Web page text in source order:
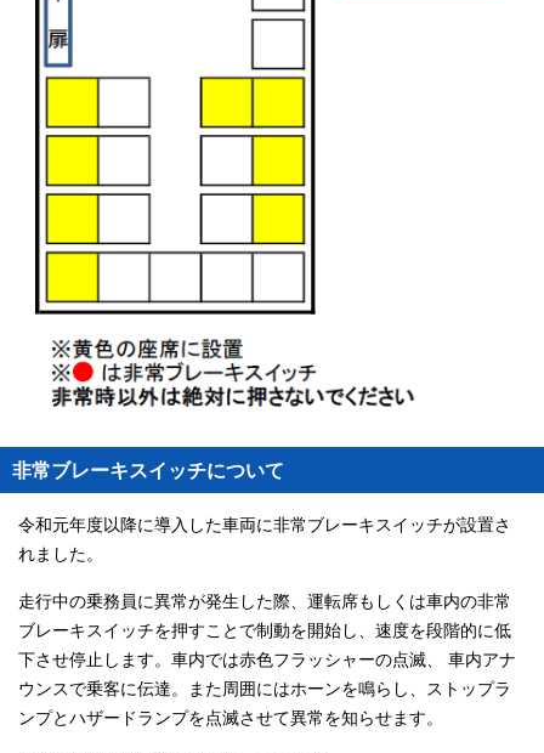
非常ブレーキスイッチについて
令和元年度以降に導入した車両に非常ブレーキスイッチが設置さ
れました。
走行中の乗務員に異常が発生した際、運転席もしくは車内の非常
ブレーキスイッチを押すことで制動を開始し、速度を段階的に低
下させ停止します。車内では赤色フラッシャーの点滅、 車内アナ
ウンスで乗客に伝達。また周囲にはホーンを鳴らし、ストップラ
ンプとハザードランプを点滅させて異常を知らせます。